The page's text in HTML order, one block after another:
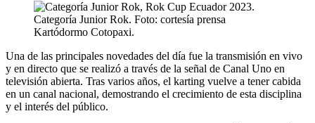
Categoría Junior Rok. Foto: cortesía prensa
Kartódormo Cotopaxi.
Una de las principales novedades del día fue la transmisión en vivo
y en directo que se realizó a través de la señal de Canal Uno en
televisión abierta. Tras varios años, el karting vuelve a tener cabida
en un canal nacional, demostrando el crecimiento de esta disciplina
y el interés del público.